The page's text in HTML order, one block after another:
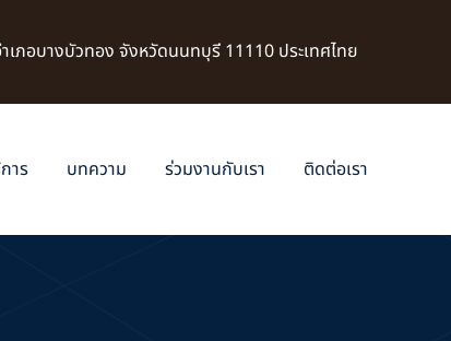
เภอบางบัวทอง จังหวัดนนทบุรี 11110 ประเทศไทย
าร บทความ ร่วมงานกับเรา ติดต่อเรา